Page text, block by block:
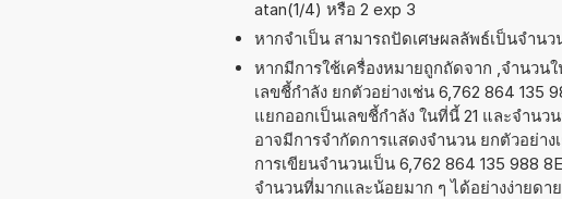
atan(1/4) หรือ 2 exp 3
หากจำเป็น สามารถปัดเศษผลลัพธ์เป็นจำ
หากมีการใช้เครื่องหมายถูกถัดจาก ,จำนว
เลขชี้กำลัง ยกตัวอย่างเช่น 6,762 864 135
แยกออกเป็นเลขชี้กำลัง ในที่นี้ 21 และจำน
อาจมีการจำกัดการแสดงจำนวน ยกตัวอย่า
การเขียนจำนวนเป็น 6,762 864 135 988
จำนวนที่มากและน้อยมาก ๆ ได้อย่างง่ายด